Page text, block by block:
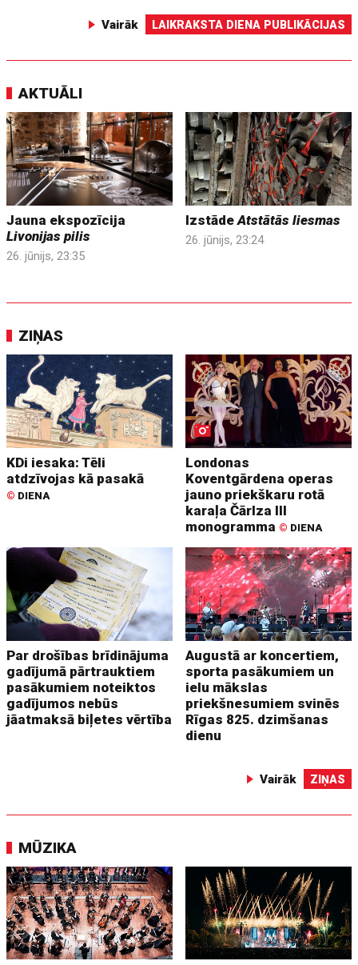
Vairāk LAIKRAKSTA DIENA PUBLIKĀCIJAS
AKTUĀLI
Jauna ekspozīcija
Livonijas pilis
26. jūnijs, 23:35
IzstādeAtstātās liesmas
26. jūnijs, 23:24
ZIŅAS
KDi iesaka: Tēli
atdzīvojas kā pasakā
© DIENA
Londonas
Koventgārdena operas
jauno priekškaru rotā
karaļa Čārlza III
monogramma © DIENA
Par drošības brīdinājuma
gadījumā pārtrauktiem
pasākumiem noteiktos
gadījumos nebūs
jāatmaksā biļetes vērtība
Augustā ar koncertiem,
sporta pasākumiem un
ielu mākslas
priekšnesumiem svinēs
Rīgas 825. dzimšanas
dienu
Vairāk ZIŅAS
MŪZIKA